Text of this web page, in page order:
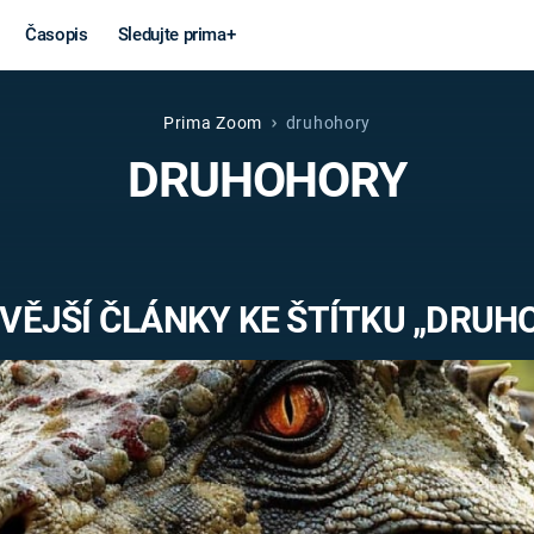
Časopis Sledujte prima+
Věda a
technika
MARS
VÁLEČNÉ
Záhady a
Prima Zoom druhohory
DRUHOHORY
ČLÁNKY KE ŠTÍTKU